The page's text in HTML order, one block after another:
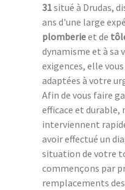
31situé à Drudas,
ans d'une large
plomberieet de
dynamisme et à sa
exigences, elle
adaptées à votre
Afin de vous faire
efficace et durable,
interviennent
avoir effectué un
situation de votre
commençons par
remplacements des